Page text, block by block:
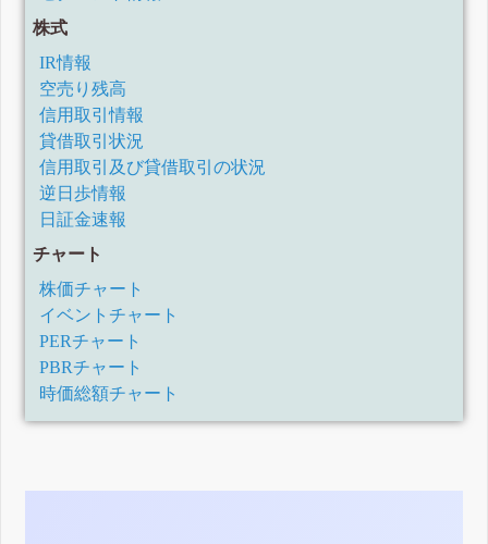
株式
IR情報
空売り残高
信用取引情報
貸借取引状況
信用取引及び貸借取引の状況
逆日歩情報
日証金速報
チャート
株価チャート
イベントチャート
PERチャート
PBRチャート
時価総額チャート